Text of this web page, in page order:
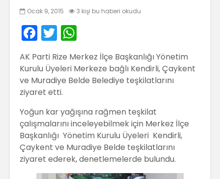
Ocak 9, 2015 3 kişi bu haberi okudu
F
a
c
e
b
o
o
k
T
w
itt
er
h
a
ts
p
p
AK Parti Rize Merkez İlçe Başkanlığı Yönetim
Kurulu Üyeleri Merkeze bağlı Kendirli, Çaykent
ve Muradiye Belde Belediye teşkilatlarını
ziyaret etti.
Yoğun kar yağışına rağmen teşkilat
çalışmalarını inceleyebilmek için Merkez İlçe
Başkanlığı Yönetim Kurulu Üyeleri Kendirli,
Çaykent ve Muradiye Belde teşkilatlarını
ziyaret ederek, denetlemelerde bulundu.